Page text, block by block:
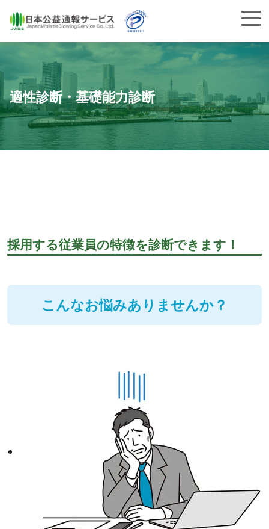
適性診断・基礎能力診断
採用する従業員の特徴を診断できます！
こんなお悩みありませんか？